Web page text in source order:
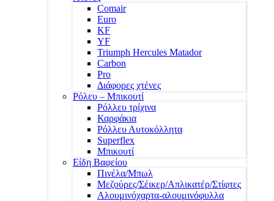
Comair
Euro
KF
YF
Triumph Hercules Matador
Carbon
Pro
Διάφορες χτένες
Ρόλευ – Μπικουτί
Ρόλλευ τρίχινα
Καρφάκια
Ρόλλευ Αυτοκόλλητα
Superflex
Μπικουτί
Είδη Βαφείου
Πινέλα/Μπωλ
Μεζούρες/Σέικερ/Απλικατέρ/Στίφτες
Αλουμινόχαρτα-αλουμινόφυλλα